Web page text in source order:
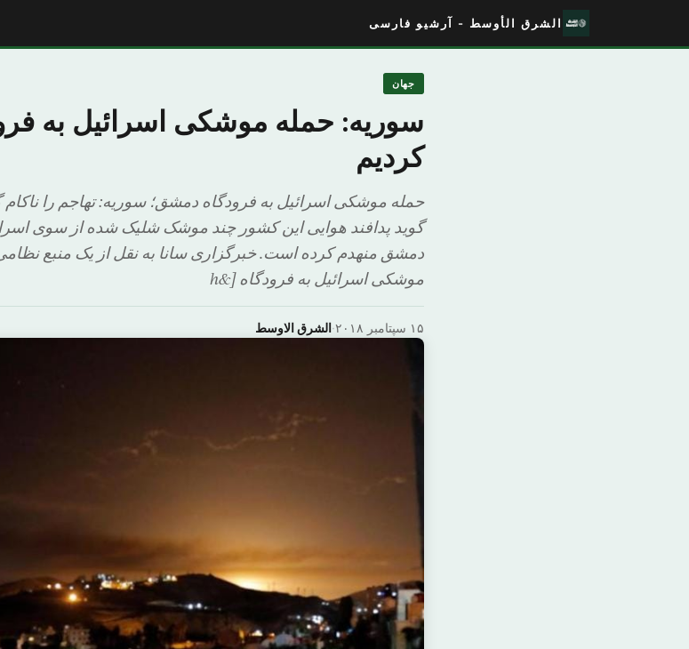
الشرق الأوسط - آرشیو فارسی
جهان
سوریه: حمله موشکی اسرائیل به
کردیم
حمله موشکی اسرائیل به فرودگاه دمشق؛ سوریه: تهاجم را
گوید پدافند هوایی این کشور چند موشک شلیک شده از سوی
دمشق منهدم کرده است. خبرگزاری سانا به نقل از یک منبع
موشکی اسرائیل به فرودگاه [&h
الشرق الاوسط· ۱۵ سپتامبر ۲۰۱۸